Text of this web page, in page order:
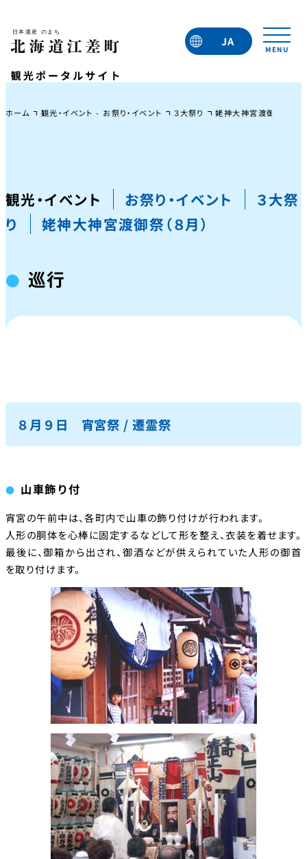
JA
EN
KO
ホーム 観光・イベント - お祭り・イベント ３大祭り 姥神大神宮渡御祭（８月）
観光・イベント お祭り・イベント
３大祭
り
姥神大神宮渡御祭（８月）
巡行
８月９日 宵宮祭 / 遷霊祭
山車飾り付
宵宮の午前中は、各町内で山車の飾り付けが行われます。
人形の胴体を心棒に固定するなどして形を整え、衣装を着せます。
最後に、御箱から出され、御酒などが供えられていた人形の御首
を取り付けます。